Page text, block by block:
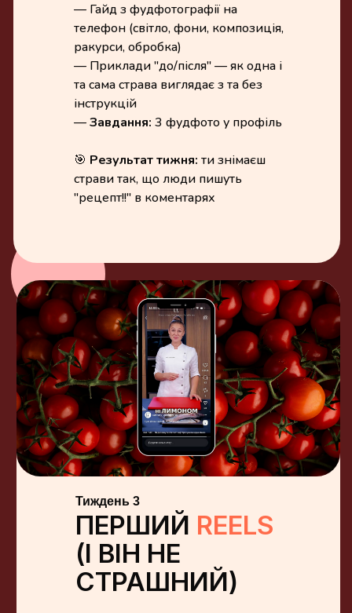
— Гайд з фудфотографії на
телефон (світло, фони, композиція,
ракурси, обробка)
— Приклади "до/після" — як одна і
та сама страва виглядає з та без
інструкцій
—Завдання: 3 фудфото у профіль
🎯 Результат тижня: ти знімаєш
страви так, що люди пишуть
"рецепт!!" в коментарях
Тиждень 3
ПЕРШИЙ REELS
(І ВІН НЕ
СТРАШНИЙ)